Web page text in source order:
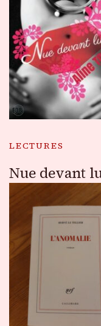
LECTURES
Nue devant